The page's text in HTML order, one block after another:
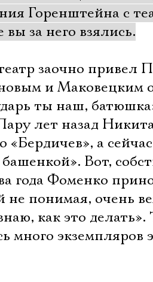
Горенштейна с
за него взялись.
заочно
и Маковецким
ты наш,
лет назад
«Бердичев», а
Вот,
года Фоменко
не понимая, очень
как это
много экземпляров